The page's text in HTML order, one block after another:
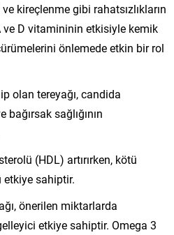
kireçlenme gibi rahatsızlıkların
ve D vitamininin etkisiyle kemik
önlemede etkin bir rol
olan tereyağı, candida
sağlığının
(HDL) artırırken, kötü
sahiptir.
önerilen miktarlarda
etkiye sahiptir. Omega 3